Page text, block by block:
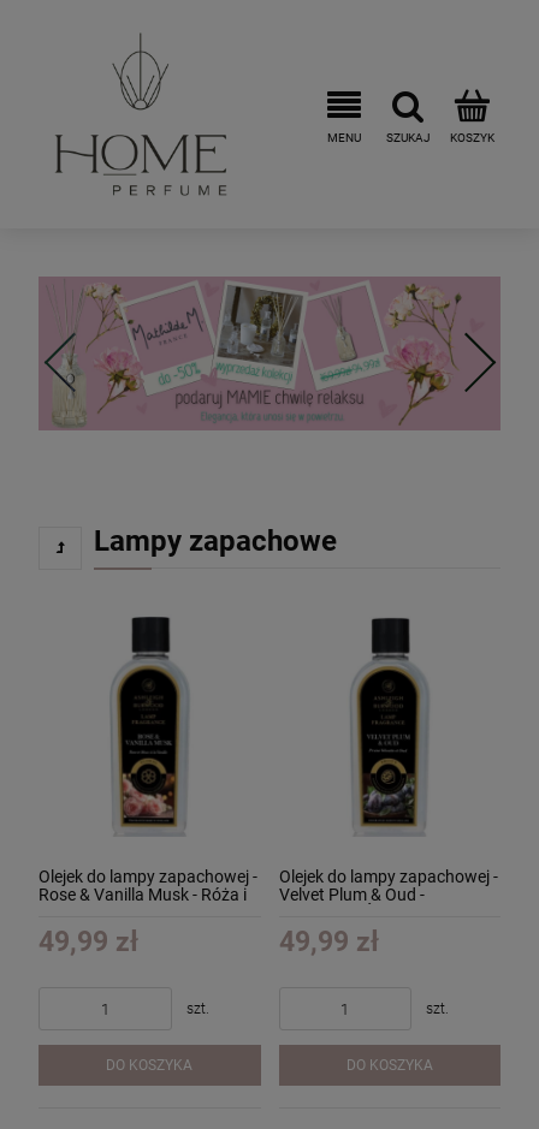
Lampy zapachowe
Olejek do lampy zapachowej -
Rose & Vanilla Musk - Róża i
49,99 zł
szt.
DO KOSZYKA
Olejek do lampy zapachowej -
Velvet Plum & Oud -
250ml
49,99 zł
szt.
DO KOSZYKA